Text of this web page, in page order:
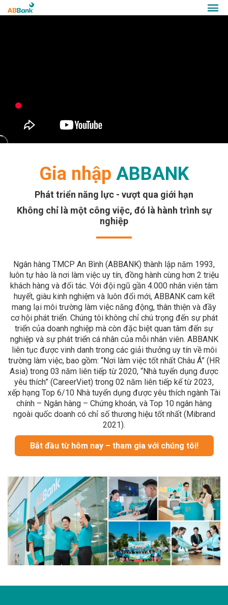
Gia nhập ABBANK
Phát triển năng lực - vượt qua giới hạn
Không chỉ là một công việc, đó là hành trình sự
nghiệp
Ngân hàng TMCP An Bình (ABBANK) thành lập năm 1993,
luôn tự hào là nơi làm việc uy tín, đồng hành cùng hơn 2 triệu
khách hàng và đối tác. Với đội ngũ gần 4.000 nhân viên tâm
huyết, giàu kinh nghiệm và luôn đổi mới, ABBANK cam kết
mang lại môi trường làm việc năng động, thân thiện và đầy
cơ hội phát triển. Chúng tôi không chỉ chú trọng đến sự phát
triển của doanh nghiệp mà còn đặc biệt quan tâm đến sự
nghiệp và sự phát triển cá nhân của mỗi nhân viên. ABBANK
liên tục được vinh danh trong các giải thưởng uy tín về môi
trường làm việc, bao gồm: “Nơi làm việc tốt nhất Châu Á” (HR
Asia) trong 03 năm liên tiếp từ 2020, “Nhà tuyển dụng được
yêu thích” (CareerViet) trong 02 năm liên tiếp kể từ 2023,
xếp hạng Top 6/10 Nhà tuyển dụng được yêu thích ngành Tài
chính – Ngân hàng – Chứng khoán, và Top 10 ngân hàng
ngoài quốc doanh có chỉ số thương hiệu tốt nhất (Mibrand
2021).
Bắt đầu từ hôm nay – tham gia với chúng tôi!